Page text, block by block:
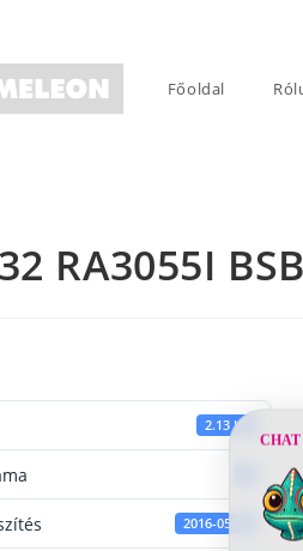
Főoldal
RA3055I BSB
2.13 KB
2016-05-31